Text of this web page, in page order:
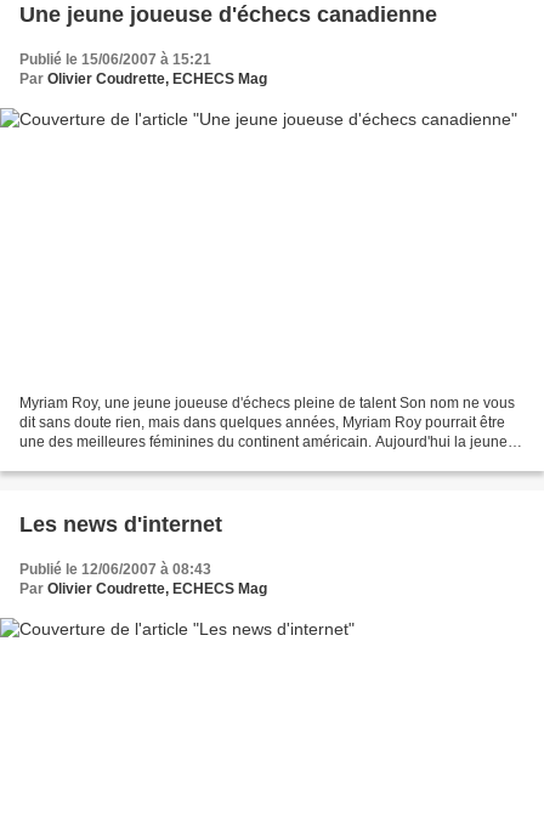
Une jeune joueuse d'échecs canadienne
Publié le 15/06/2007 à 15:21
Par Olivier Coudrette, ECHECS Mag
Myriam Roy, une jeune joueuse d'échecs pleine de talent Son nom ne vous
dit sans doute rien, mais dans quelques années, Myriam Roy pourrait être
une des meilleures féminines du continent américain. Aujourd'hui la jeune
Les news d'internet
Publié le 12/06/2007 à 08:43
Par Olivier Coudrette, ECHECS Mag